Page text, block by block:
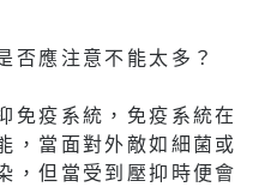
否應注意不能太多？
免疫系統，免疫系統在
，當面對外敵如細菌或
，但當受到壓抑時便會